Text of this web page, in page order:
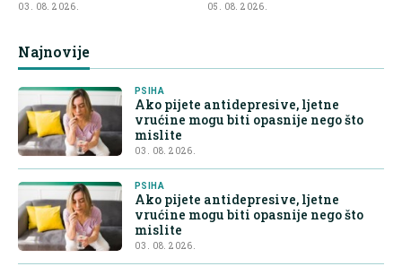
03. 08. 2026.
endokrinolozi
05. 08. 2026.
Najnovije
PSIHA
Ako pijete antidepresive, ljetne
vrućine mogu biti opasnije nego što
mislite
03. 08. 2026.
PSIHA
Ako pijete antidepresive, ljetne
vrućine mogu biti opasnije nego što
mislite
03. 08. 2026.